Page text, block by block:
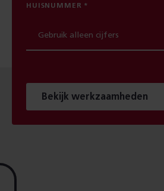
HUISNUMMER
Bekijk werkzaamheden